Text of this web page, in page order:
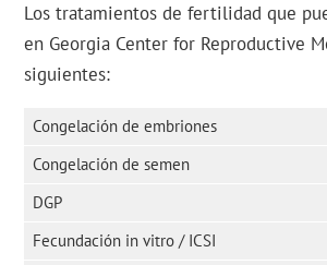
Los tratamientos de fertilidad que
en Georgia Center for Reproductive
siguientes:
Congelación de embriones
Congelación de semen
DGP
Fecundación in vitro / ICSI